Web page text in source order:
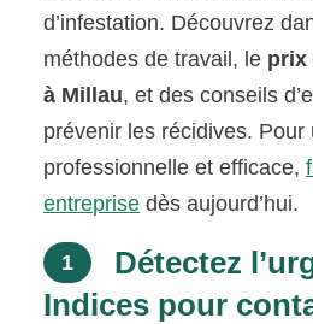
d’infestation. Découvrez
méthodes de travail, le prix
à Millau, et des conseils
prévenir les récidives. Pour
professionnelle et efficace,
entreprise dès aujourd’hui.
1
Détectez
Indices pour